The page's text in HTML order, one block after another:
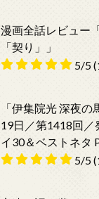
漫画全話レビュー
「契り」」
5/5
「伊集院光 深夜
19日／第1418回
イ30＆ベストネタ
5/5